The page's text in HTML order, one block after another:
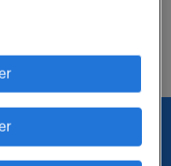
trouver un emploi